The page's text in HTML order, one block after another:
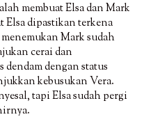
membuat Elsa dan Mark
Elsa dipastikan terkena
Mark sudah
cerai dan
dendam dengan status
kebusukan Vera.
tapi Elsa sudah pergi